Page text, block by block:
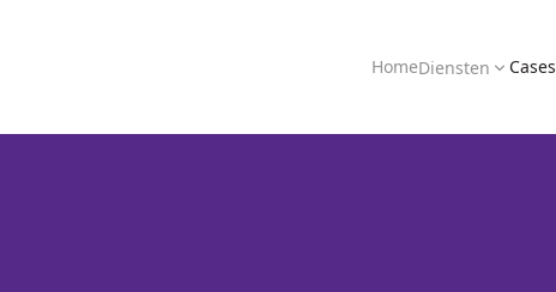
HomeDiensten Cases